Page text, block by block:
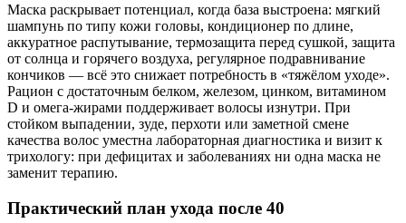
Маска раскрывает потенциал, когда база выстроена: мягкий
шампунь по типу кожи головы, кондиционер по длине,
аккуратное распутывание, термозащита перед сушкой, защита
от солнца и горячего воздуха, регулярное подравнивание
кончиков — всё это снижает потребность в «тяжёлом уходе».
Рацион с достаточным белком, железом, цинком, витамином
D и омега‑жирами поддерживает волосы изнутри. При
стойком выпадении, зуде, перхоти или заметной смене
качества волос уместна лабораторная диагностика и визит к
трихологу: при дефицитах и заболеваниях ни одна маска не
заменит терапию.
Практический план ухода после 40